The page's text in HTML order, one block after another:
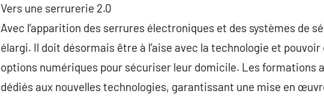
Vers une serrurerie 2.0
Avec l’apparition des serrures électroniques et des systèmes de
élargi. Il doit désormais être à l’aise avec la technologie et
options numériques pour sécuriser leur domicile. Les formations
dédiés aux nouvelles technologies, garantissant une mise en